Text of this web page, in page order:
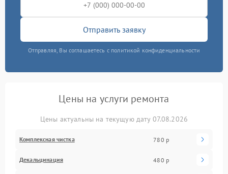
Отправить заявку
Отправляя, Вы соглашаетесь с политикой конфиденциальности
Цены на услуги ремонта
Цены актуальны на текущую дату 07.08.2026
Комплексная чистка 780 р
Декальцинация 480 р